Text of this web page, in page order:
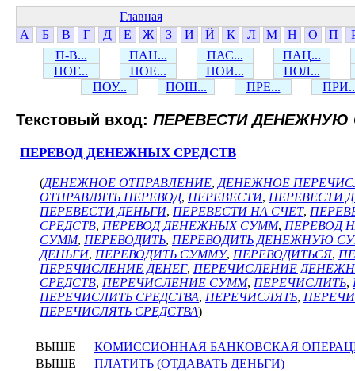
Главная
А
Б В Г Д Е Ж З И Й К Л М Н О П
П-В...
ПАН... ПАС...
ПАЦ...
ПОГ...
ПОЕ... ПОИ...
ПОЛ...
ПОУ...
ПОШ... ПРЕ...
Текстовый вход: ПЕРЕВЕСТИ ДЕНЕЖНУЮ
ПЕРЕВОД ДЕНЕЖНЫХ СРЕДСТВ
(ДЕНЕЖНОЕ ОТПРАВЛЕНИЕ, ДЕНЕЖНОЕ
ОТПРАВЛЯТЬ ПЕРЕВОД, ПЕРЕВЕСТИ, ПЕРЕВЕСТИ
ПЕРЕВЕСТИ ДЕНЬГИ, ПЕРЕВЕСТИ НА СЧЕТ,
СРЕДСТВ, ПЕРЕВОД ДЕНЕЖНЫХ СУММ, ПЕРЕВОД
СУММ, ПЕРЕВОДИТЬ, ПЕРЕВОДИТЬ ДЕНЕЖНУЮ
ДЕНЬГИ, ПЕРЕВОДИТЬ СУММУ, ПЕРЕВОДИТЬСЯ,
ПЕРЕЧИСЛЕНИЕ ДЕНЕГ, ПЕРЕЧИСЛЕНИЕ
СРЕДСТВ, ПЕРЕЧИСЛЕНИЕ СУММ, ПЕРЕЧИСЛИТЬ,
ПЕРЕЧИСЛИТЬ СРЕДСТВА, ПЕРЕЧИСЛЯТЬ,
ПЕРЕЧИСЛЯТЬ СРЕДСТВА)
ВЫШЕ
КОМИССИОННАЯ БАНКОВСКАЯ
ВЫШЕ
ПЛАТИТЬ (ОТДАВАТЬ ДЕНЬГИ)